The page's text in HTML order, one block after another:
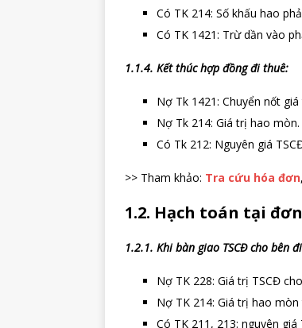
Có TK 214: Số khấu hao
Có TK 1421: Trừ dần vào
1.1.4. Kết thúc hợp đồng đi thuê:
Nợ Tk 1421: Chuyển nốt
Nợ Tk 214: Giá trị hao mòn.
Có Tk 212: Nguyên giá
>> Tham khảo: Tra cứu hóa đơn,
1.2. Hạch toán tại
1.2.1. Khi bàn giao TSCĐ cho bên
Nợ TK 228: Giá trị TSCĐ
Nợ TK 214: Giá trị hao mòn
Có TK 211, 213: nguyên